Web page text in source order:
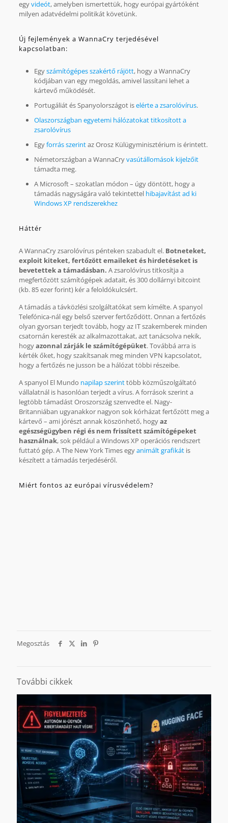
egyvideót, amelyben ismertettük, hogy európai gyártóként
milyen adatvédelmi politikát követünk.
Új fejlemények a WannaCry terjedésével
kapcsolatban:
Egyszámítógépes szakértő rájött, hogy a WannaCry
kódjában van egy megoldás, amivel lassítani lehet a
kártevő működését.
Portugáliát és Spanyolországot iselérte a zsarolóvírus.
Olaszországban egyetemi hálózatokat titkosított a
zsarolóvírus
Egyforrás szerintaz Orosz Külügyminisztérium is érintett.
Németországban a WannaCryvasútállomások kijelzőit
támadta meg.
A Microsoft – szokatlan módon – úgy döntött, hogy a
támadás nagyságára való tekintettel hibajavítást ad ki
Windows XP rendszerekhez
Háttér
A WannaCry zsarolóvírus pénteken szabadult el. Botneteket,
exploit kiteket, fertőzött emaileket és hirdetéseket is
bevetettek a támadásban. A zsarolóvírus titkosítja a
megfertőzött számítógépek adatait, és 300 dollárnyi bitcoint
(kb. 85 ezer forint) kér a feloldókulcsért.
A támadás a távközlési szolgáltatókat sem kímélte. A spanyol
Telefónica-nál egy belső szerver fertőződött. Onnan a fertőzés
olyan gyorsan terjedt tovább, hogy az IT szakemberek minden
csatornán keresték az alkalmazottakat, azt tanácsolva nekik,
hogyazonnal zárják le számítógépüket. Továbbá arra is
kérték őket, hogy szakítsanak meg minden VPN kapcsolatot,
hogy a fertőzés ne jusson be a hálózat többi részeibe.
A spanyol El Mundo napilap szerinttöbb közműszolgáltató
vállalatnál is hasonlóan terjedt a vírus. A források szerint a
legtöbb támadást Oroszország szenvedte el. Nagy-
Britanniában ugyanakkor nagyon sok kórházat fertőzött meg a
kártevő – ami jórészt annak köszönhető, hogyaz
egészségügyben régi és nem frissített számítógépeket
használnak, sok például a Windows XP operációs rendszert
futtató gép. A The New York Times egyanimált grafikátis
készített a támadás terjedéséről.
Miért fontos az európai vírusvédelem?
Megosztás
További cikkek